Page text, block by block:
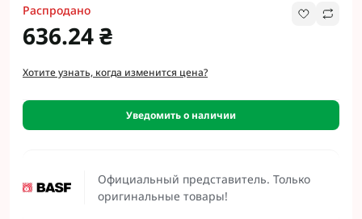
Официальный представитель. Только
оригинальные товары!
Распродано
636.24 ₴
Хотите узнать, когда изменится цена?
Уведомить о наличии